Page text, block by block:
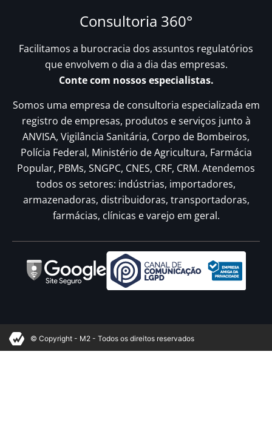
Consultoria 360°
Facilitamos a burocracia dos assuntos regulatórios
que envolvem o dia a dia das empresas.
Conte com nossos especialistas.
Somos uma empresa de consultoria especializada em
registro de empresas, produtos e serviços junto à
ANVISA, Vigilância Sanitária, Corpo de Bombeiros,
Polícia Federal, Ministério de Agricultura, Farmácia
Popular, PBMs, SNGPC, CNES, CRF, CRM. Atendemos
todos os setores: indústrias, importadores,
armazenadoras, distribuidoras, transportadoras,
farmácias, clínicas e varejo em geral.
© Copyright - M2 - Todos os direitos reservados